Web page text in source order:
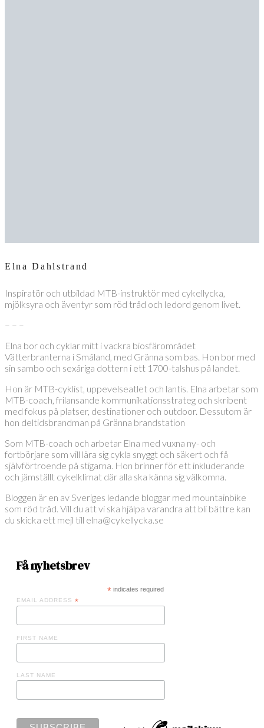
Elna Dahlstrand
Inspiratör och utbildad MTB-instruktör med cykellycka,
mjölksyra och äventyr som röd tråd och ledord genom livet.
– – –
Elna bor och cyklar mitt i vackra biosfärområdet
Vätterbranterna i Småland, med Gränna som bas. Hon bor med
sin sambo och sexåriga dottern i ett 1700-talshus på landet.
Hon är MTB-cyklist, uppevelseatlet och lantis. Elna arbetar som
MTB-coach, frilansande kommunikationsstrateg och skribent
med fokus på platser, destinationer och outdoor. Dessutom är
hon deltidsbrandman på Gränna brandstation
Som MTB-coach och arbetar Elna med vuxna ny- och
fortbörjare som vill lära sig cykla snyggt och säkert och få
självförtroende på stigarna. Hon brinner för ett inkluderande
och jämställt cykelklimat där alla ska känna sig välkomna.
Bloggen är en av Sveriges ledande bloggar med mountainbike
som röd tråd. Vill du att vi ska hjälpa varandra att bli bättre kan
du skicka ett mejl till elna@cykellycka.se
Få nyhetsbrev
*indicates required
EMAIL ADDRESS *
FIRST NAME
LAST NAME